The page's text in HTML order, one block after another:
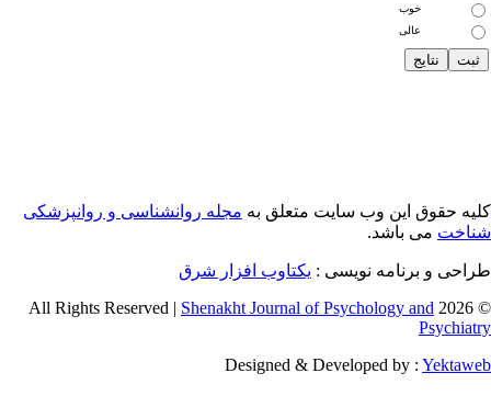
خوب
عالی
حقوق این وب سایت متعلق بهمجله روانشناسی و روانپزشکی
می باشد.
و برنامه نویسی : یکتاوب افزار شرق
©
Shenakht Journal of Psychology and
Designed & Developed by :